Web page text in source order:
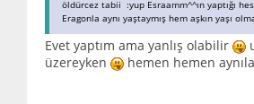
öldürcez tabii :yup Esraamm^^ın yaptığı
Eragonla aynı yaştaymış hem aşkın yaşı
Evet yaptım ama yanlış olabilir
üzereyken
hemen hemen